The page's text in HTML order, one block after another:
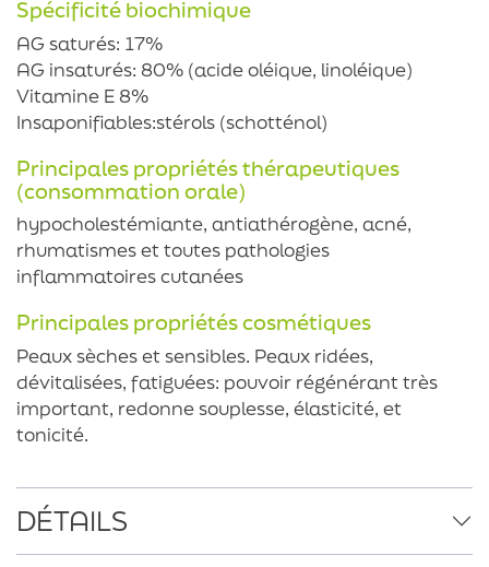
Spécificité biochimique
AG saturés: 17%
AG insaturés: 80% (acide oléique, linoléique)
Vitamine E 8%
Insaponifiables:stérols (schotténol)
Principales propriétés thérapeutiques
(consommation orale)
hypocholestémiante, antiathérogène, acné,
rhumatismes et toutes pathologies
inflammatoires cutanées
Principales propriétés cosmétiques
Peaux sèches et sensibles. Peaux ridées,
dévitalisées, fatiguées: pouvoir régénérant très
important, redonne souplesse, élasticité, et
tonicité.
DÉTAILS